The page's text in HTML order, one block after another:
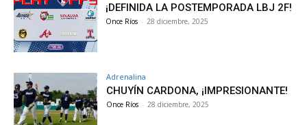
¡DEFINIDA LA POSTEMPORADA LBJ 2F!
Once Ríos - 28 diciembre, 2025
Adrenalina
CHUYÍN CARDONA, ¡IMPRESIONANTE!
Once Ríos - 28 diciembre, 2025